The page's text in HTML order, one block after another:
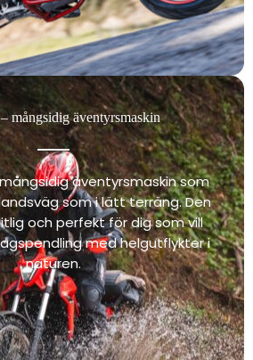
mångsidig äventyrsmaskin
äventyrsmaskin som
som i lätt terräng. Den
och perfekt för dig som vill
med helgutflykter i
naturen.